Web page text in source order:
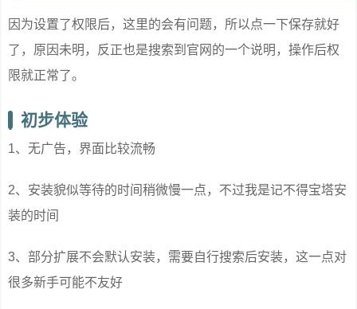
因为设置了权限后，这里的会有问题，所以点一下保存就好
了，原因未明，反正也是搜索到官网的一个说明，操作后权
限就正常了。
初步体验
1、无广告，界面比较流畅
2、安装貌似等待的时间稍微慢一点，不过我是记不得宝塔安
装的时间
3、部分扩展不会默认安装，需要自行搜索后安装，这一点对
很多新手可能不友好